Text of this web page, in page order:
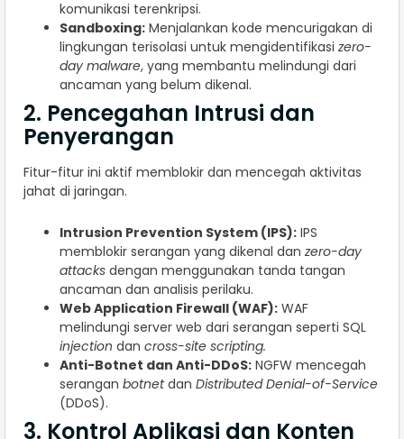
komunikasi terenkripsi.
Sandboxing: Menjalankan kode mencurigakan di
lingkungan terisolasi untuk mengidentifikasi zero-
day malware, yang membantu melindungi dari
ancaman yang belum dikenal.
2. Pencegahan Intrusi dan
Penyerangan
Fitur-fitur ini aktif memblokir dan mencegah aktivitas
jahat di jaringan.
Intrusion Prevention System (IPS): IPS
memblokir serangan yang dikenal dan zero-day
attacks dengan menggunakan tanda tangan
ancaman dan analisis perilaku.
Web Application Firewall (WAF): WAF
melindungi server web dari serangan seperti SQL
injection dan cross-site scripting.
Anti-Botnet dan Anti-DDoS: NGFW mencegah
serangan botnetdan Distributed Denial-of-Service
(DDoS).
3. Kontrol Aplikasi dan Konten